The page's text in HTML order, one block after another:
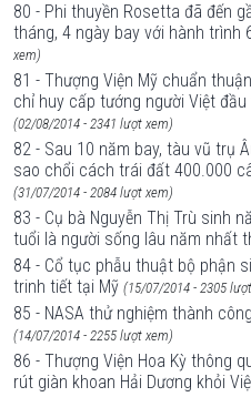
80 - Phi thuyền Rosetta đã đến
tháng, 4 ngày bay với hành trình
xem)
81 - Thượng Viện Mỹ chuẩn
chỉ huy cấp tướng người Việt
(02/08/2014 - 2341 lượt xem)
82 - Sau 10 năm bay, tàu vũ trụ
sao chổi cách trái đất 400.000
(31/07/2014 - 2084 lượt xem)
83 - Cụ bà Nguyễn Thị Trù sinh
tuổi là người sống lâu năm nhất
84 - Cổ tục phẫu thuật bộ phận
trinh tiết tại Mỹ (15/07/2014 - 2305
85 - NASA thử nghiệm thành
(14/07/2014 - 2255 lượt xem)
86 - Thượng Viện Hoa Kỳ thông
rút giàn khoan Hải Dương khỏi